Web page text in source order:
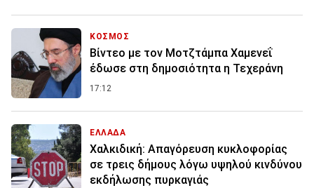
ΚΟΣΜΟΣ
Βίντεο με τον Μοτζτάμπα Χαμενεΐ
έδωσε στη δημοσιότητα η Τεχεράνη
17:12
ΕΛΛΑΔΑ
Χαλκιδική: Απαγόρευση κυκλοφορίας
σε τρεις δήμους λόγω υψηλού κινδύνου
εκδήλωσης πυρκαγιάς